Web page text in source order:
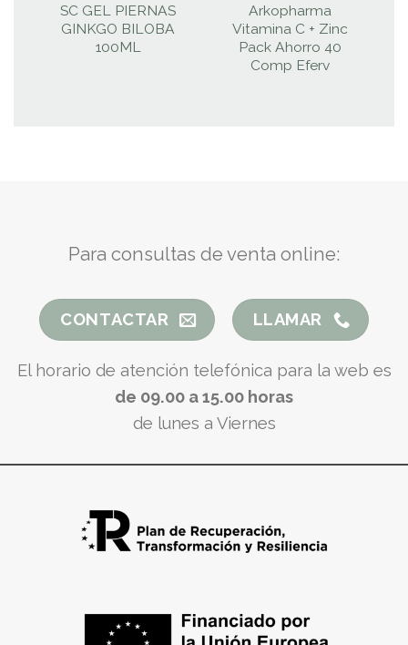
SC GEL PIERNAS
GINKGO BILOBA
100ML
Arkopharma
Vitamina C + Zinc
Pack Ahorro 40
Comp Eferv
Para consultas de venta online:
CONTACTAR LLAMAR
El horario de atención telefónica para la web es
de 09.00 a 15.00 horas
de lunes a Viernes